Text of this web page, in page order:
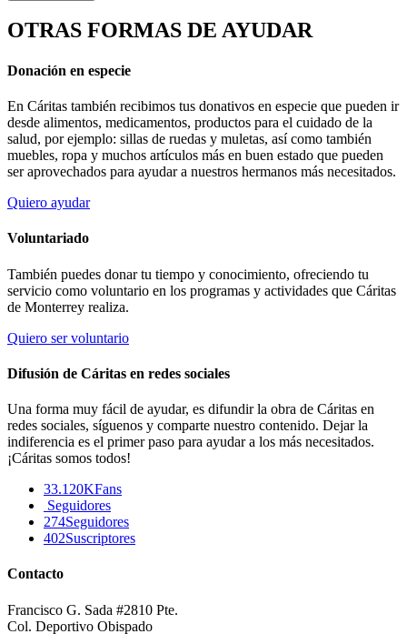
OTRAS FORMAS DE AYUDAR
Donación en especie
En Cáritas también recibimos tus donativos en especie que pueden ir
desde alimentos, medicamentos, productos para el cuidado de la
salud, por ejemplo: sillas de ruedas y muletas, así como también
muebles, ropa y muchos artículos más en buen estado que pueden
ser aprovechados para ayudar a nuestros hermanos más necesitados.
Quiero ayudar
Voluntariado
También puedes donar tu tiempo y conocimiento, ofreciendo tu
servicio como voluntario en los programas y actividades que Cáritas
de Monterrey realiza.
Quiero ser voluntario
Difusión de Cáritas en redes sociales
Una forma muy fácil de ayudar, es difundir la obra de Cáritas en
redes sociales, síguenos y comparte nuestro contenido. Dejar la
indiferencia es el primer paso para ayudar a los más necesitados.
¡Cáritas somos todos!
33.120KFans
Seguidores
274Seguidores
402Suscriptores
Contacto
Francisco G. Sada #2810 Pte.
Col. Deportivo Obispado